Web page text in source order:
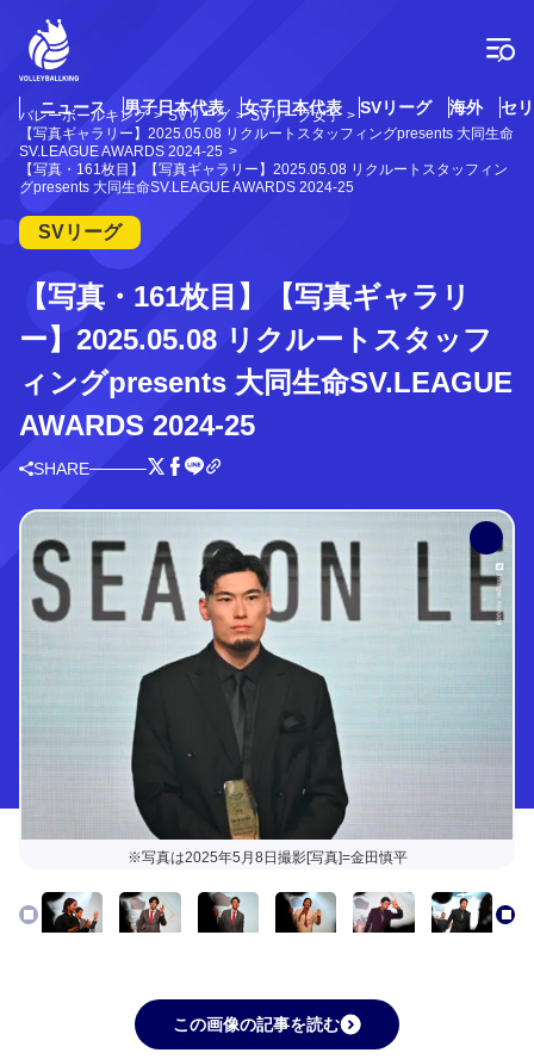
テ
ツ
プ
ニュース 男子日本代表 女子日本代表 SVリーグ 海外 セ
バレーボールキング SVリーグ
SVリーグ女子
【写真ギャラリー】2025.05.08 リクルートスタッフィングpresents 大同生命
SV.LEAGUE AWARDS 2024-25
【写真・161枚目】【写真ギャラリー】2025.05.08 リクルートスタッフィン
グpresents 大同生命SV.LEAGUE AWARDS 2024-25
SVリーグ
【写真・161枚目】【写真ギャラリ
ー】2025.05.08 リクルートスタッフ
ィングpresents 大同生命SV.LEAGUE
AWARDS 2024-25
SHARE
※写真は2025年5月8日撮影[写真]=金田慎平
この画像の記事を読む